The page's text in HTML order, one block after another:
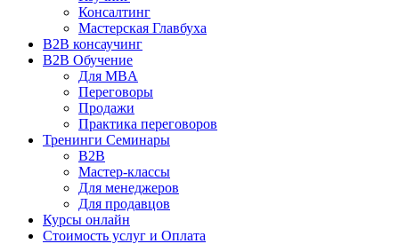
Консалтинг
Мастерская Главбуха
B2B консаучинг
B2B Обучение
Для MBA
Переговоры
Продажи
Практика переговоров
Тренинги Семинары
B2B
Мастер-классы
Для менеджеров
Для продавцов
Курсы онлайн
Стоимость услуг и Оплата